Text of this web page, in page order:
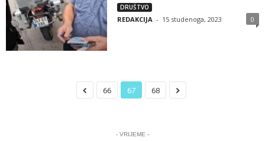
DRUŠTVO
REDAKCIJA - 15 studenoga, 2023 0
66 67 68
- VRIJEME -